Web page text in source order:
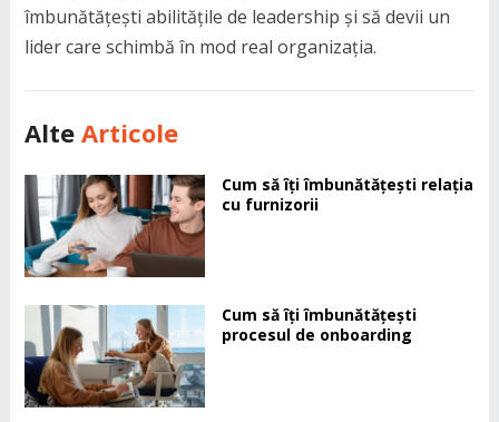
îmbunătățești abilitățile de leadership și să devii un
lider care schimbă în mod real organizația.
Alte Articole
Cum să îți îmbunătățești relația
cu furnizorii
Cum să îți îmbunătățești
procesul de onboarding